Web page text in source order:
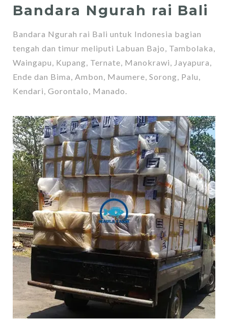
Bandara Ngurah rai Bali
Bandara Ngurah rai Bali untuk Indonesia bagian
tengah dan timur meliputi Labuan Bajo, Tambolaka,
Waingapu, Kupang, Ternate, Manokrawi, Jayapura,
Ende dan Bima, Ambon, Maumere, Sorong, Palu,
Kendari, Gorontalo, Manado.